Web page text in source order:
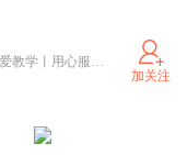
大项老师从事教育事业15年，倡导“用爱教学丨用心服务”的理念，传播着教育的大爱！
加关注